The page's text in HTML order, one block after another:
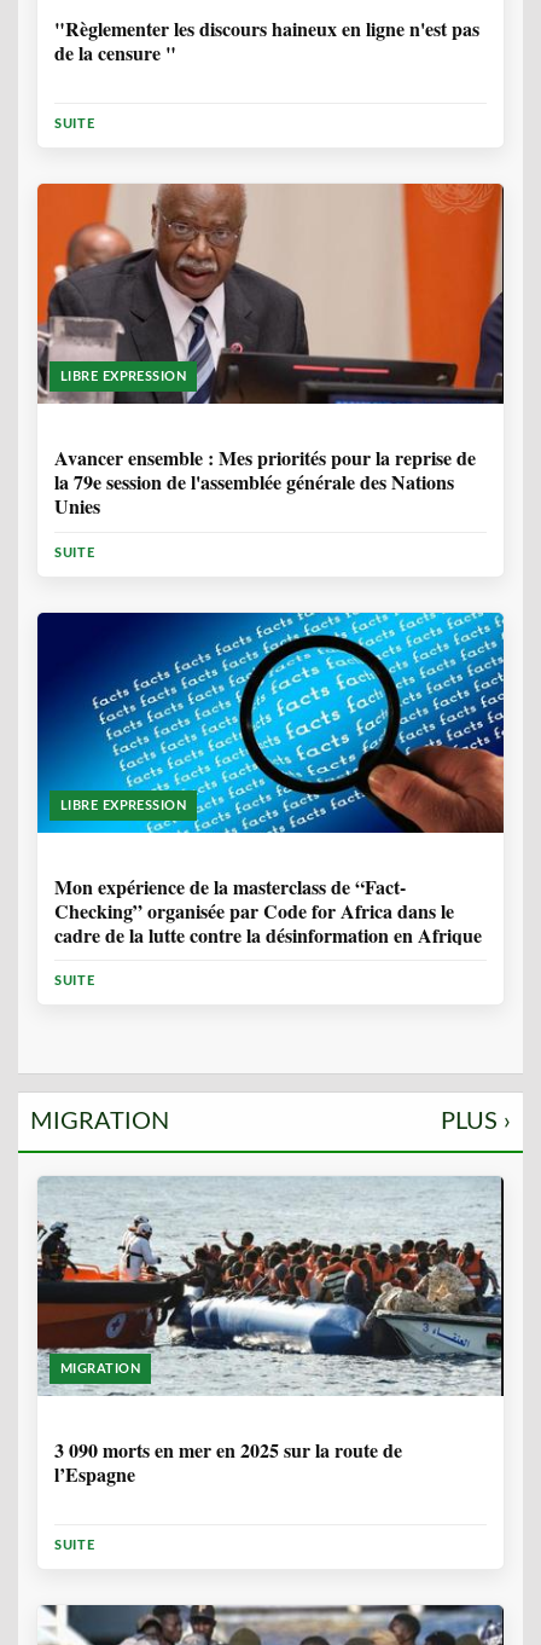
"Règlementer les discours haineux en ligne n'est pas
de la censure "
SUITE
LIBRE EXPRESSION
Avancer ensemble : Mes priorités pour la reprise de
la 79e session de l'assemblée générale des Nations
Unies
SUITE
LIBRE EXPRESSION
Mon expérience de la masterclass de “Fact-
Checking” organisée par Code for Africa dans le
cadre de la lutte contre la désinformation en Afrique
SUITE
MIGRATION PLUS ›
MIGRATION
3 090 morts en mer en 2025 sur la route de
l’Espagne
SUITE